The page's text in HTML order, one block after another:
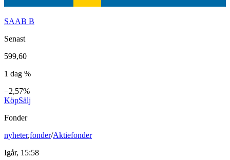
SAAB B
Senast
599,60
1 dag %
−2,57%
KöpSälj
Fonder
nyheter,fonder/Aktiefonder
Igår, 15:58